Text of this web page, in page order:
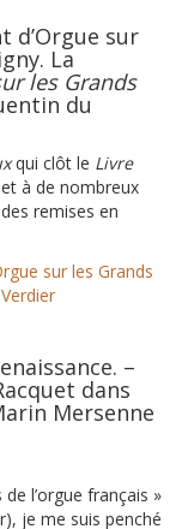
d’Orgue sur
La
les Grands
du
qui clôt le Livre
à de nombreux
remises en
sur les Grands
–
dans
Mersenne
l’orgue français »
je me suis penché